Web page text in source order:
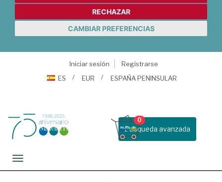
RECHAZAR
CAMBIAR PREFERENCIAS
Iniciar sesión
Registrarse
ES
EUR ESPAÑA PENINSULAR
Busqueda avanzada
0
Toggle navigation